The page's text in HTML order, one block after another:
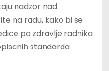
nadzor nad
na radu, kako bi se
po zdravlje radnika
standarda